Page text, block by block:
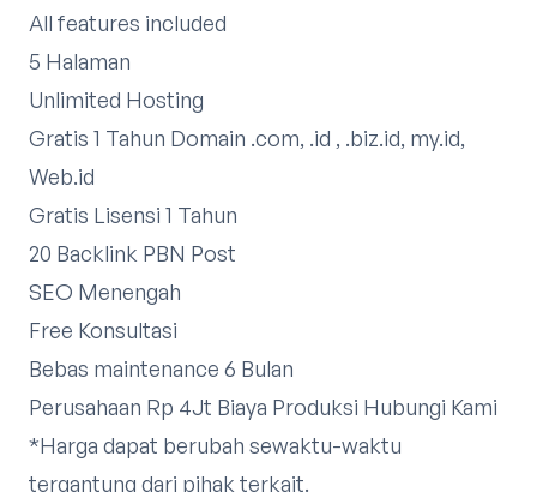
All features included
5 Halaman
Unlimited Hosting
Gratis 1 Tahun Domain .com, .id , .biz.id, my.id,
Web.id
Gratis Lisensi 1 Tahun
20 Backlink PBN Post
SEO Menengah
Free Konsultasi
Bebas maintenance 6 Bulan
Perusahaan Rp 4Jt Biaya Produksi Hubungi Kami
*Harga dapat berubah sewaktu-waktu
tergantung dari pihak terkait.​